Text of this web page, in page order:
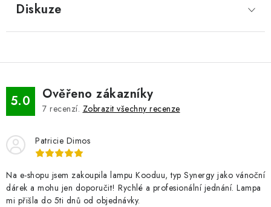
Diskuze
5.0 Ověřeno zákazníky
7 recenzí. Zobrazit všechny recenze
Patricie Dimos
Na e-shopu jsem zakoupila lampu Kooduu, typ Synergy jako vánoční
dárek a mohu jen doporučit! Rychlé a profesionální jednání. Lampa
mi přišla do 5ti dnů od objednávky.